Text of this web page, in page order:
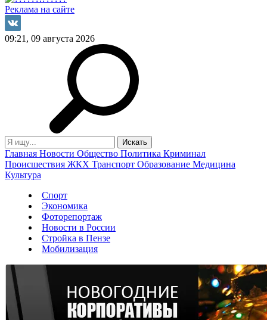
Реклама на сайте
09:21, 09 августа 2026
Главная Новости Общество Политика Криминал
Происшествия ЖКХ Транспорт Образование Медицина
Культура
Спорт
Экономика
Фоторепортаж
Новости в России
Стройка в Пензе
Мобилизация